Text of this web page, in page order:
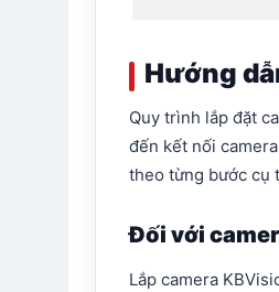
Hướng
Quy trình lắp đặt
đến kết nối
theo từng bước cụ
Đối với
Lắp camera